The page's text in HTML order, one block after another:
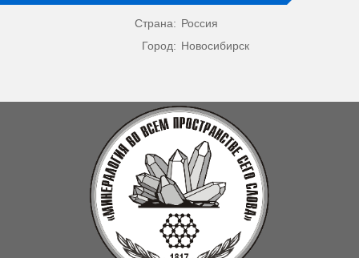
Страна: Россия
Город: Новосибирск